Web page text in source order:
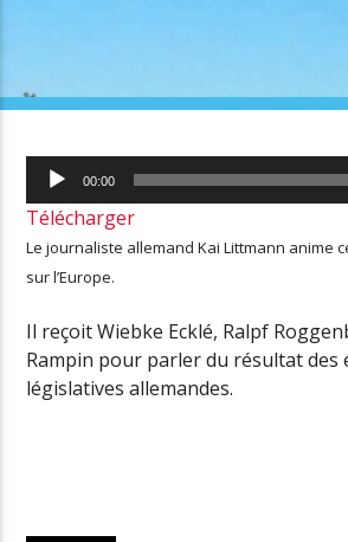
Lecteur
audio
00:00
Télécharger
Le journaliste allemand Kai Littmann anime
sur l’Europe.
Il reçoit Wiebke Ecklé, Ralpf
Rampin pour parler du résultat des
législatives allemandes.